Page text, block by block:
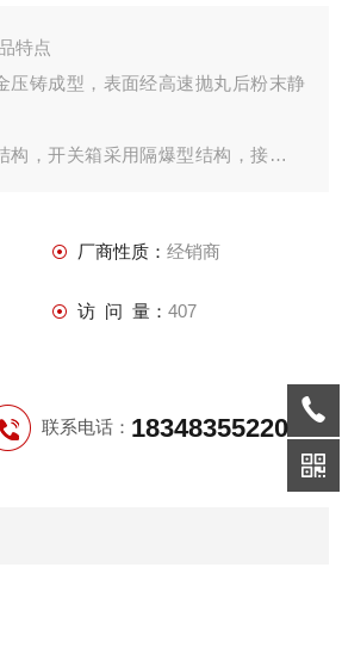
特点
压铸成型，表面经高速抛丸后粉末静
，开关箱采用隔爆型结构，接线箱
器或塑壳式漏电断路器，通过操作
合；
厂商性质： 经销商
访 问 量： 407
联系电话： 18348355220